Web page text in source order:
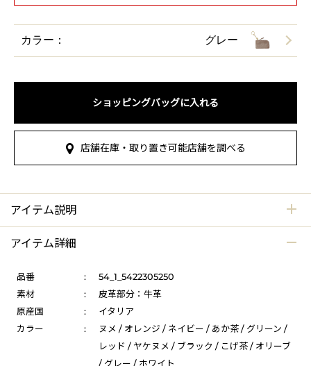
カラー： グレー
ショッピングバッグに入れる
店舗在庫・取り置き可能店舗を調べる
アイテム説明
アイテム詳細
品番 :
54_1_5422305250
素材
:
皮革部分：牛革
原産国
:
イタリア
カラー
:
ヌメ / オレンジ / ネイビー / あか茶 / グリーン /
レッド / ヤケヌメ / ブラック / こげ茶 / オリーブ
/ グレー / ホワイト